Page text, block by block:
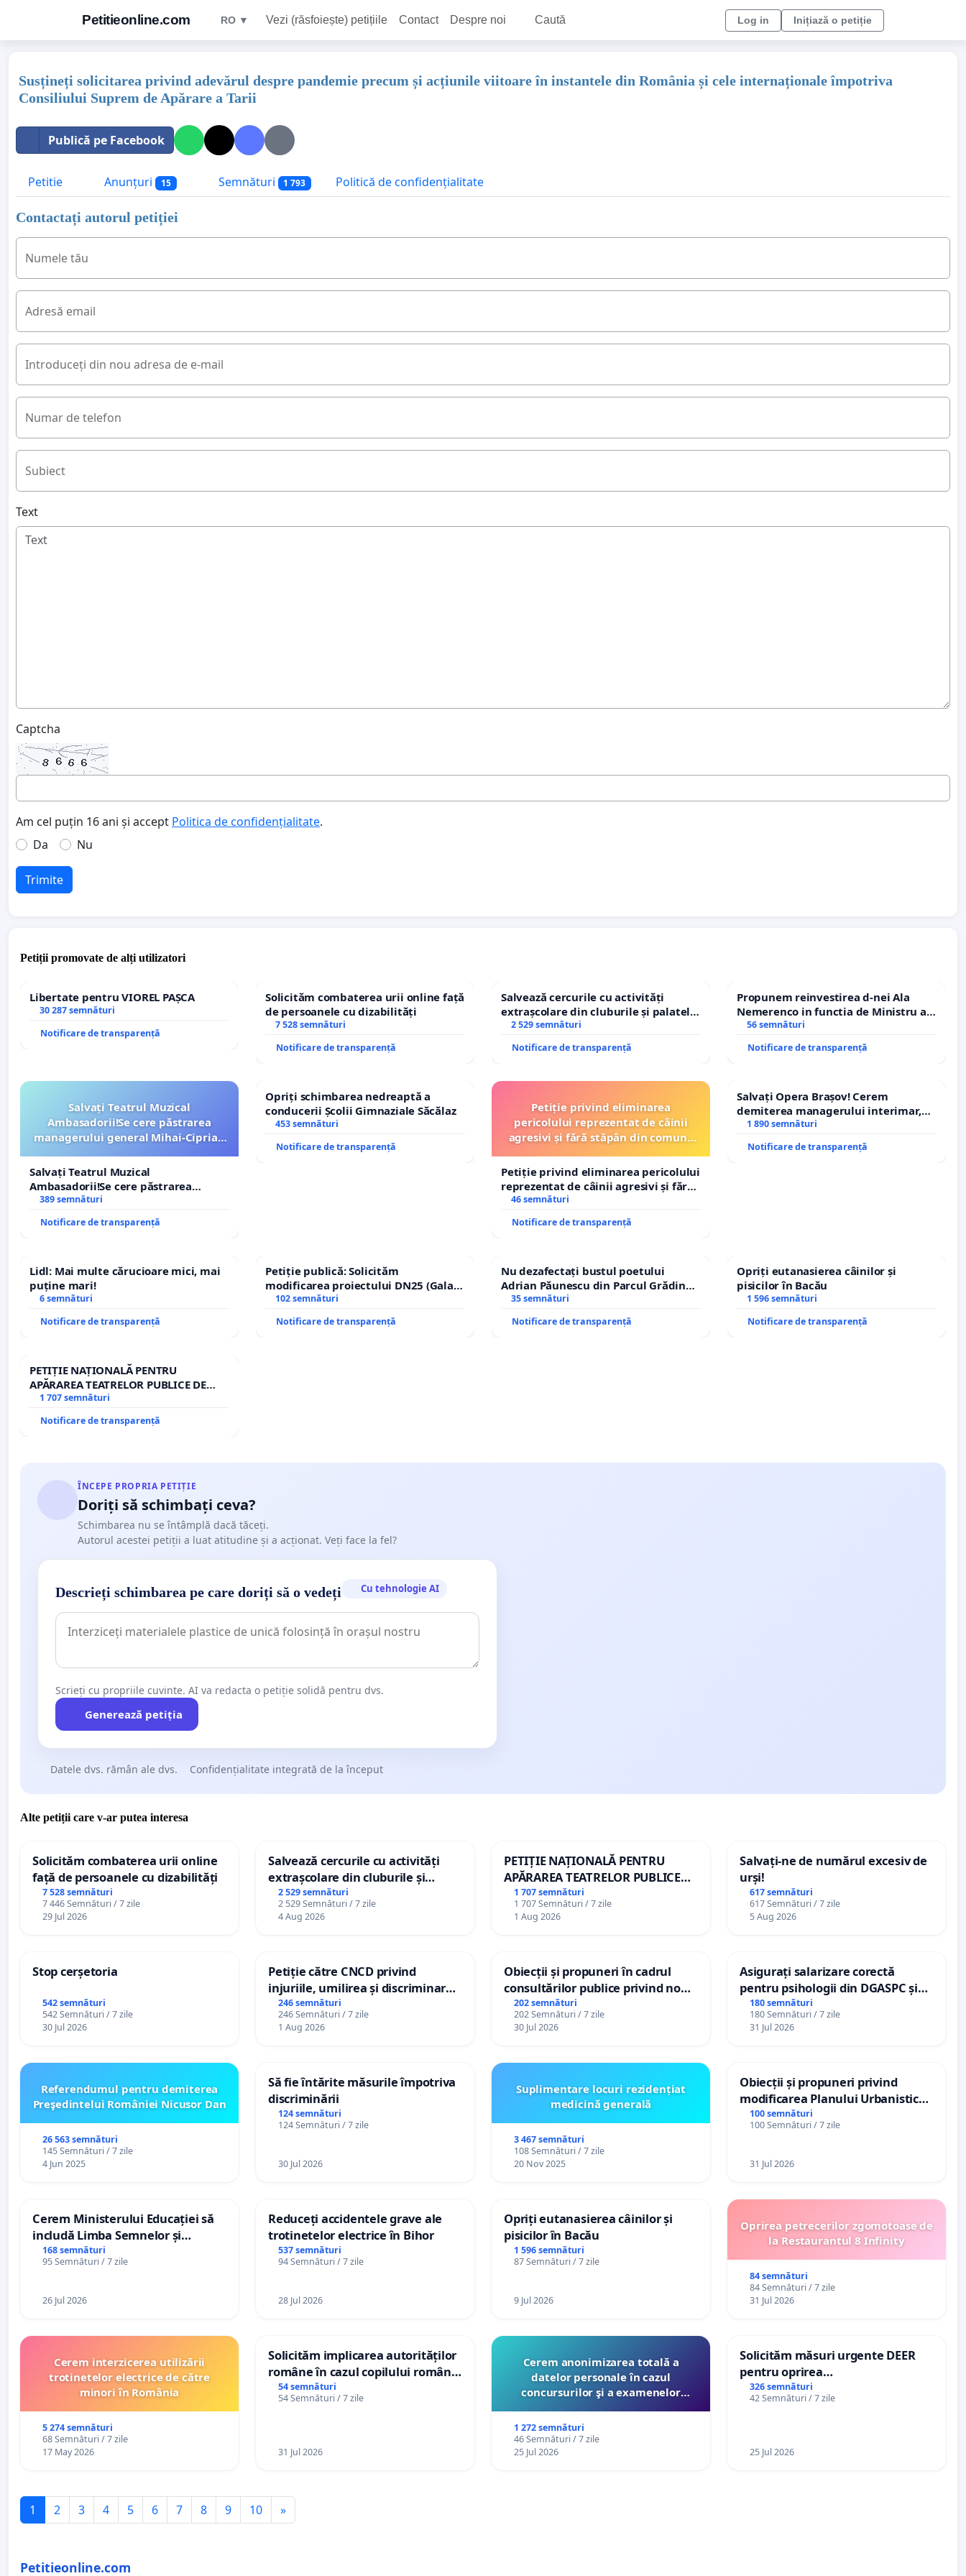
Petitieonline.com RO ▼ Vezi (răsfoiește) petițiile Contact Despre noi Caută Log in Inițiază o petiție
Susțineți solicitarea privind adevărul despre pandemie precum și acțiunile viitoare în instantele din România și cele internaționale împotriva
Consiliului Suprem de Apărare a Tarii
Publică pe Facebook
Petitie Anunțuri 15 Semnături 1 793 Politică de confidențialitate
Contactați autorul petiției
Numele tău
Adresă email
Introduceți din nou adresa de e-mail
Numar de telefon
Subiect
Text
Captcha
Am cel puțin 16 ani și accept Politica de confidențialitate.
Da
Nu
Trimite
Petiții promovate de alți utilizatori
Libertate pentru VIOREL PAȘCA
30 287 semnături
Notificare de transparență
Solicităm combaterea urii online față
de persoanele cu dizabilități
7 528 semnături
Notificare de transparență
Salvează cercurile cu activități
extrașcolare din cluburile și palatele
copiilor
2 529 semnături
Notificare de transparență
Propunem reinvestirea d-nei Ala
Nemerenco in functia de Ministru al
Sanatatii
56 semnături
Notificare de transparență
Salvați Teatrul Muzical
Ambasadorii!Se cere păstrarea
managerului general Mihai-Ciprian
Salvați Teatrul Muzical
Ambasadorii!Se cere păstrarea
managerului general Mihai-Ciprian
389 semnături
Notificare de transparență
Opriți schimbarea nedreaptă a
conducerii Școlii Gimnaziale Săcălaz
453 semnături
Notificare de transparență
Petiție privind eliminarea
pericolului reprezentat de câinii
agresivi și fără stăpân din comuna
Petiție privind eliminarea pericolului
reprezentat de câinii agresivi și fără
stăpân din comuna Tunari
46 semnături
Notificare de transparență
Salvați Opera Brașov! Cerem
demiterea managerului interimar,
Petrean Lucian-Marius!
1 890 semnături
Notificare de transparență
Lidl: Mai multe cărucioare mici, mai
puține mari!
6 semnături
Notificare de transparență
Petiție publică: Solicităm
modificarea proiectului DN25 (Galați
– Hanu Conachi) prin devierea
102 semnături
Notificare de transparență
Nu dezafectați bustul poetului
Adrian Păunescu din Parcul Grădina
Icoanei! Stop cenzurii culturale!
35 semnături
Notificare de transparență
Opriți eutanasierea câinilor și
pisicilor în Bacău
1 596 semnături
Notificare de transparență
PETIȚIE NAȚIONALĂ PENTRU
APĂRAREA TEATRELOR PUBLICE DE
REPERTORIU DIN ROMÂNIA
1 707 semnături
Notificare de transparență
ÎNCEPE PROPRIA PETIȚIE
Doriți să schimbați ceva?
Schimbarea nu se întâmplă dacă tăceți.
Autorul acestei petiții a luat atitudine și a acționat. Veți face la fel?
Descrieți schimbarea pe care doriți să o vedeți Cu tehnologie AI
Scrieți cu propriile cuvinte. AI va redacta o petiție solidă pentru dvs.
Generează petiția
Datele dvs. rămân ale dvs. Confidențialitate integrată de la început
Alte petiții care v-ar putea interesa
Solicităm combaterea urii online
față de persoanele cu dizabilități
7 528 semnături
7 446 Semnături / 7 zile
29 Jul 2026
Salvează cercurile cu activități
extrașcolare din cluburile și
palatele copiilor
2 529 semnături
2 529 Semnături / 7 zile
4 Aug 2026
PETIȚIE NAȚIONALĂ PENTRU
APĂRAREA TEATRELOR PUBLICE
DE REPERTORIU DIN ROMÂNIA
1 707 semnături
1 707 Semnături / 7 zile
1 Aug 2026
Salvați-ne de numărul excesiv de
urși!
617 semnături
617 Semnături / 7 zile
5 Aug 2026
Stop cerșetoria
542 semnături
542 Semnături / 7 zile
30 Jul 2026
Petiție către CNCD privind
injuriile, umilirea și discriminarea
persoanelor cu dizabilități de
către utilizatorul TikTok „Gorici”
246 semnături
246 Semnături / 7 zile
1 Aug 2026
Obiecții și propuneri în cadrul
consultărilor publice privind noul
Plan Urbanistic General (PUG)
Ialoveni
202 semnături
202 Semnături / 7 zile
30 Jul 2026
Asigurați salarizare corectă
pentru psihologii din DGASPC și
spitale
180 semnături
180 Semnături / 7 zile
31 Jul 2026
Referendumul pentru demiterea
Preşedintelui României Nicusor Dan
26 563 semnături
145 Semnături / 7 zile
4 Jun 2025
Să fie întărite măsurile împotriva
discriminării
124 semnături
124 Semnături / 7 zile
30 Jul 2026
Suplimentare locuri rezidențiat
medicină generală
3 467 semnături
108 Semnături / 7 zile
20 Nov 2025
Obiecții și propuneri privind
modificarea Planului Urbanistic
General al orașului Ialoveni
100 semnături
100 Semnături / 7 zile
31 Jul 2026
Cerem Ministerului Educației să
includă Limba Semnelor și
alfabetul Braille în școlile din
Republica Moldova!
168 semnături
95 Semnături / 7 zile
26 Jul 2026
Reduceți accidentele grave ale
trotinetelor electrice în Bihor
537 semnături
94 Semnături / 7 zile
28 Jul 2026
Opriți eutanasierea câinilor și
pisicilor în Bacău
1 596 semnături
87 Semnături / 7 zile
9 Jul 2026
Oprirea petrecerilor zgomotoase de
la Restaurantul 8 Infinity
84 semnături
84 Semnături / 7 zile
31 Jul 2026
Cerem interzicerea utilizării
trotinetelor electrice de către
minori în România
5 274 semnături
68 Semnături / 7 zile
17 May 2026
Solicităm implicarea autorităților
române în cazul copilului român
Wiliam Kristian Gheorghe, aflat în
plasament în Danemarca de 12
54 semnături
54 Semnături / 7 zile
31 Jul 2026
Cerem anonimizarea totală a
datelor personale în cazul
concursurilor şi a examenelor
către Ministerul Educaţiei
1 272 semnături
46 Semnături / 7 zile
25 Jul 2026
Solicităm măsuri urgente DEER
pentru oprirea
microîntreruperilor bruște și
zilnice de curent în Sâncraiu de
326 semnături
42 Semnături / 7 zile
25 Jul 2026
1 2 3 4 5 6 7 8 9 10 »
Petitieonline.com